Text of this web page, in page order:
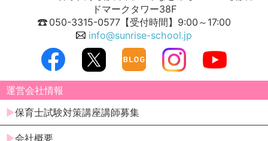
ドマークタワー38F
050-3315-0577【受付時間】9:00～17:00
info@sunrise-school.jp
運営会社情報
保育士試験対策講座講師募集
会社概要